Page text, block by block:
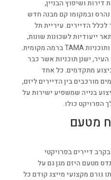
ושיפוץ הבניין,
נהרס ובמקומו קם מבנה חדש
הדיירים. עיריית תל
ייעודיות לשכונות שונות,
ביניהן תוכנית 'מחיר למשתכן' ותוכניות TAMA ברמה מקומית.
ישנן תוכניות אשר כבר
מתקדמים. כל אחד
מורכבים בין הדיירים ליזם,
בנייה שמשפיע ישירות על
הפרויקט כולו.
מטעם
דיירים בפרויקטי
מטעם היזם מגן גם על
גורם מקצועי מייצג קודם כל